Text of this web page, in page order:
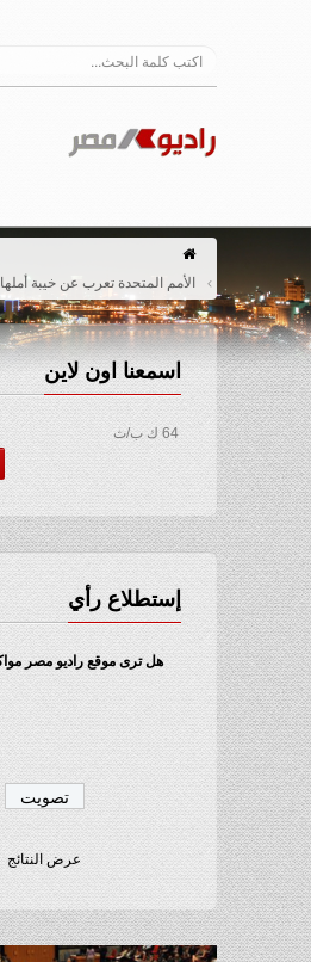
الأمم المتحدة تعرب عن خيبة
اسمعنا اون لاين
64 ك ب/ث
إستطلاع رأي
هل ترى موقع راديو مصر
عرض النتائج